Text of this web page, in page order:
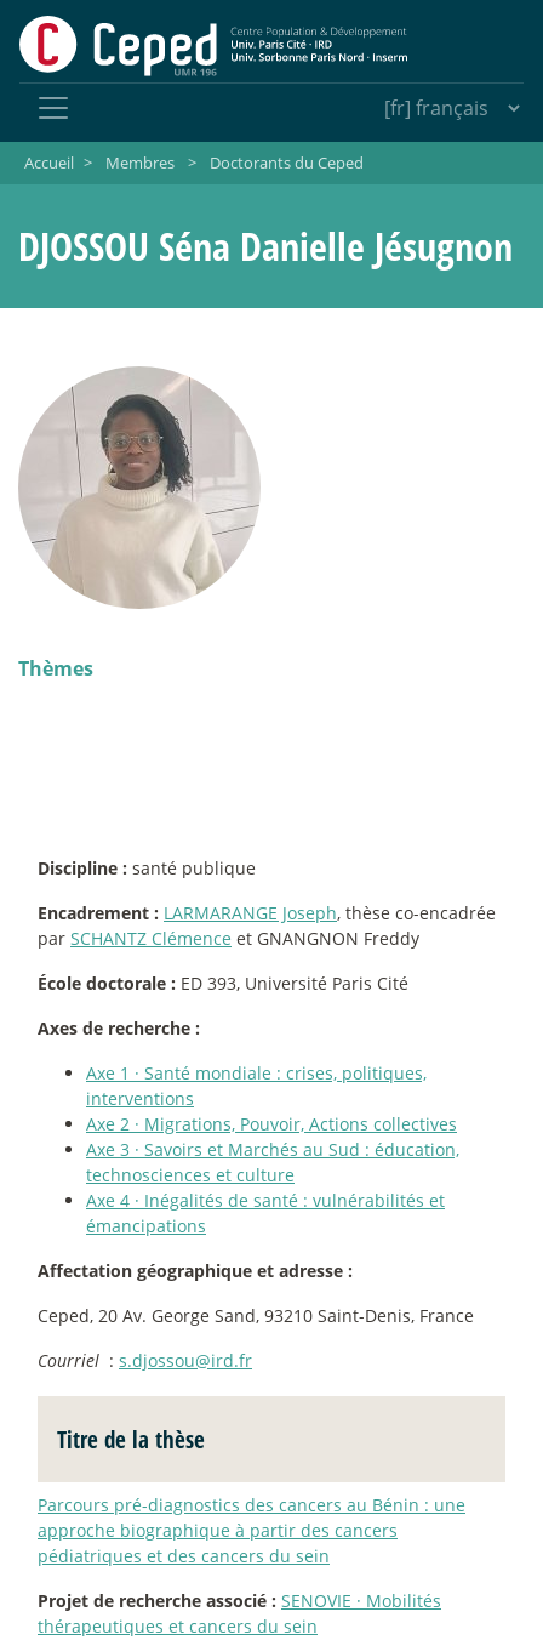
Accueil > Membres > Doctorants du Ceped
DJOSSOU Séna Danielle Jésugnon
Thèmes
Discipline : santé publique
Encadrement : LARMARANGE Joseph, thèse co-encadrée
par SCHANTZ Clémence et GNANGNON Freddy
École doctorale : ED 393, Université Paris Cité
Axes de recherche :
Axe 1 · Santé mondiale : crises, politiques,
interventions
Axe 2 · Migrations, Pouvoir, Actions collectives
Axe 3 · Savoirs et Marchés au Sud : éducation,
technosciences et culture
Axe 4 · Inégalités de santé : vulnérabilités et
émancipations
Affectation géographique et adresse :
Ceped, 20 Av. George Sand, 93210 Saint-Denis, France
Courriel : s.djossou@ird.fr
Titre de la thèse
Parcours pré-diagnostics des cancers au Bénin : une
approche biographique à partir des cancers
pédiatriques et des cancers du sein
Projet de recherche associé : SENOVIE · Mobilités
thérapeutiques et cancers du sein